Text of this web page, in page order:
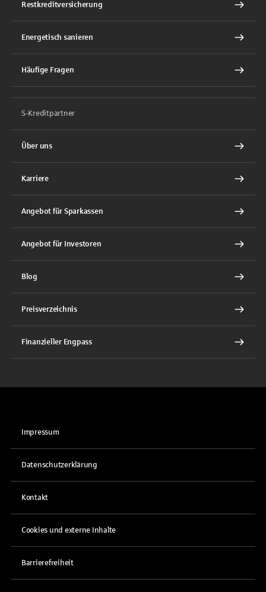
Restkreditversicherung
Energetisch sanieren
Häufige Fragen
S-Kreditpartner
Über uns
Karriere
Angebot für Sparkassen
Angebot für Investoren
Blog
Preisverzeichnis
Finanzieller Engpass
Impressum
Datenschutzerklärung
Kontakt
Cookies und externe Inhalte
Barrierefreiheit